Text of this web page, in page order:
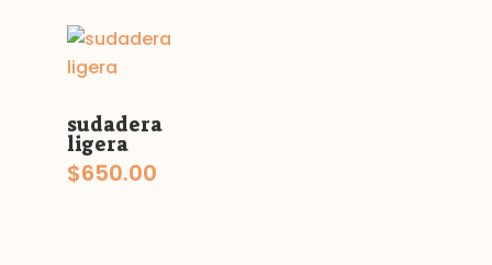
sudadera
ligera
$650.00